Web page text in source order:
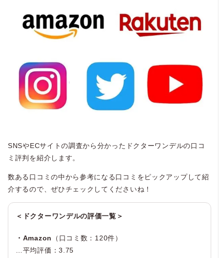
SNSやECサイトの調査から分かったドクターワンデルの口コ
ミ評判を紹介します。
数ある口コミの中から参考になる口コミをピックアップして紹
介するので、ぜひチェックしてくださいね！
＜ドクターワンデルの評価一覧＞
・Amazon
（口コミ数：120件）
…平均評価：3.75